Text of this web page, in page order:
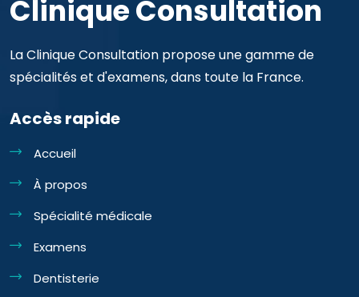
Clinique Consultation
La Clinique Consultation propose une gamme de
spécialités et d'examens, dans toute la France.
Accès rapide
Accueil
À propos
Spécialité médicale
Examens
Dentisterie